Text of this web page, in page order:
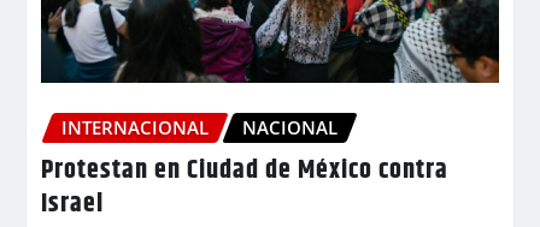
INTERNACIONAL NACIONAL
Protestan en Ciudad de México contra
Israel